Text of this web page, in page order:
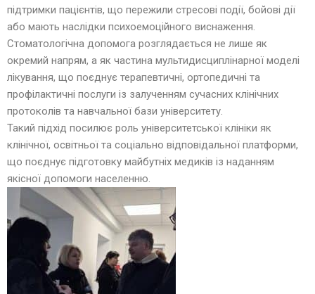
підтримки пацієнтів, що пережили стресові події, бойові дії
або мають наслідки психоемоційного виснаження.
Стоматологічна допомога розглядається не лише як
окремий напрям, а як частина мультидисциплінарної моделі
лікування, що поєднує терапевтичні, ортопедичні та
профілактичні послуги із залученням сучасних клінічних
протоколів та навчальної бази університету.
Такий підхід посилює роль університетської клініки як
клінічної, освітньої та соціально відповідальної платформи,
що поєднує підготовку майбутніх медиків із наданням
якісної допомоги населенню.